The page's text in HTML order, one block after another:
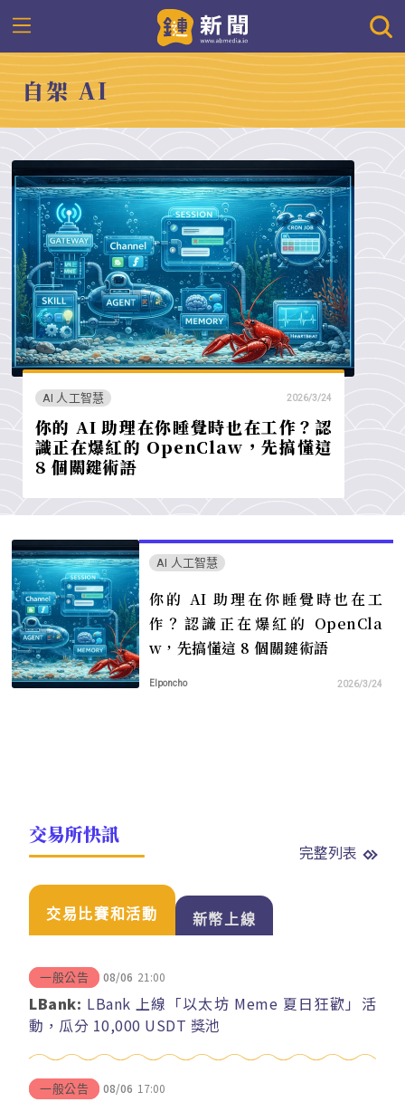
自架 AI
AI 人工智慧 2026/3/24
你的 AI 助理在你睡覺時也在工作？認
識正在爆紅的 OpenClaw，先搞懂這
8 個關鍵術語
AI 人工智慧
你的 AI 助理在你睡覺時也在工
作？認識正在爆紅的 OpenCla
w，先搞懂這 8 個關鍵術語
Elponcho 2026/3/24
交易所快訊
完整列表
交易比賽和活動 新幣上線
一般公告 08/06 21:00
LBank: LBank 上線「以太坊 Meme 夏日狂歡」活
動，瓜分 10,000 USDT 獎池
一般公告 08/06 17:00